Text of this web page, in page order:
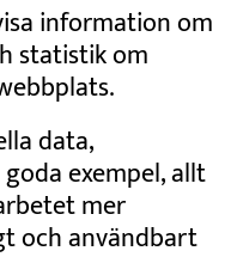
information om
statistik om
data,
exempel, allt
mer
och användbart